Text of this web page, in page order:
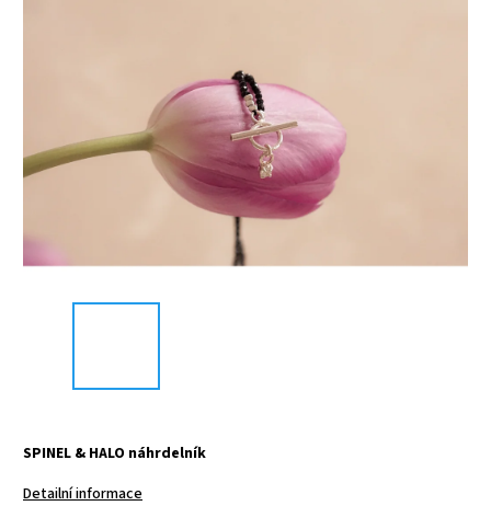
SPINEL & HALO náhrdelník
Detailní informace